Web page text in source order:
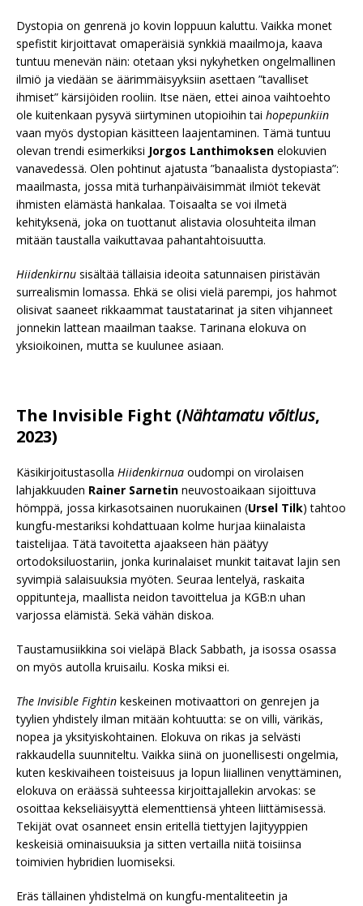
Dystopia on genrenä jo kovin loppuun kaluttu. Vaikka monet
spefistit kirjoittavat omaperäisiä synkkiä maailmoja, kaava
tuntuu menevän näin: otetaan yksi nykyhetken ongelmallinen
ilmiö ja viedään se äärimmäisyyksiin asettaen ”tavalliset
ihmiset” kärsijöiden rooliin. Itse näen, ettei ainoa vaihtoehto
ole kuitenkaan pysyvä siirtyminen utopioihin tai hopepunkiin
vaan myös dystopian käsitteen laajentaminen. Tämä tuntuu
olevan trendi esimerkiksi Jorgos Lanthimoksen elokuvien
vanavedessä. Olen pohtinut ajatusta ”banaalista dystopiasta”:
maailmasta, jossa mitä turhanpäiväisimmät ilmiöt tekevät
ihmisten elämästä hankalaa. Toisaalta se voi ilmetä
kehityksenä, joka on tuottanut alistavia olosuhteita ilman
mitään taustalla vaikuttavaa pahantahtoisuutta.
Hiidenkirnu sisältää tällaisia ideoita satunnaisen piristävän
surrealismin lomassa. Ehkä se olisi vielä parempi, jos hahmot
olisivat saaneet rikkaammat taustatarinat ja siten vihjanneet
jonnekin lattean maailman taakse. Tarinana elokuva on
yksioikoinen, mutta se kuulunee asiaan.
The Invisible Fight (Nähtamatu võitlus,
2023)
Käsikirjoitustasolla Hiidenkirnua oudompi on virolaisen
lahjakkuuden Rainer Sarnetin neuvostoaikaan sijoittuva
hömppä, jossa kirkasotsainen nuorukainen (Ursel Tilk) tahtoo
kungfu-mestariksi kohdattuaan kolme hurjaa kiinalaista
taistelijaa. Tätä tavoitetta ajaakseen hän päätyy
ortodoksiluostariin, jonka kurinalaiset munkit taitavat lajin sen
syvimpiä salaisuuksia myöten. Seuraa lentelyä, raskaita
oppitunteja, maallista neidon tavoittelua ja KGB:n uhan
varjossa elämistä. Sekä vähän diskoa.
Taustamusiikkina soi vieläpä Black Sabbath, ja isossa osassa
on myös autolla kruisailu. Koska miksi ei.
The Invisible Fightin keskeinen motivaattori on genrejen ja
tyylien yhdistely ilman mitään kohtuutta: se on villi, värikäs,
nopea ja yksityiskohtainen. Elokuva on rikas ja selvästi
rakkaudella suunniteltu. Vaikka siinä on juonellisesti ongelmia,
kuten keskivaiheen toisteisuus ja lopun liiallinen venyttäminen,
elokuva on eräässä suhteessa kirjoittajallekin arvokas: se
osoittaa kekseliäisyyttä elementtiensä yhteen liittämisessä.
Tekijät ovat osanneet ensin eritellä tiettyjen lajityyppien
keskeisiä ominaisuuksia ja sitten vertailla niitä toisiinsa
toimivien hybridien luomiseksi.
Eräs tällainen yhdistelmä on kungfu-mentaliteetin ja